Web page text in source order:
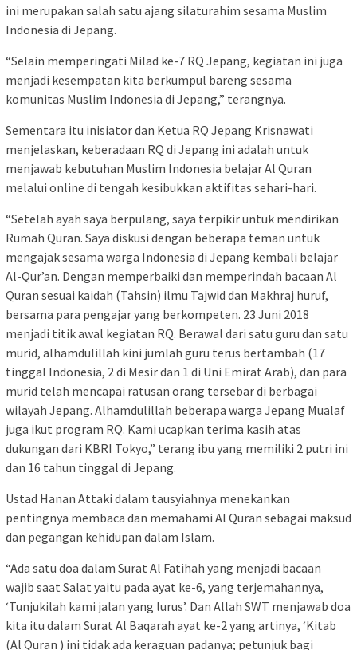
ini merupakan salah satu ajang silaturahim sesama Muslim
Indonesia di Jepang.
“Selain memperingati Milad ke-7 RQ Jepang, kegiatan ini juga
menjadi kesempatan kita berkumpul bareng sesama
komunitas Muslim Indonesia di Jepang,” terangnya.
Sementara itu inisiator dan Ketua RQ Jepang Krisnawati
menjelaskan, keberadaan RQ di Jepang ini adalah untuk
menjawab kebutuhan Muslim Indonesia belajar Al Quran
melalui online di tengah kesibukkan aktifitas sehari-hari.
“Setelah ayah saya berpulang, saya terpikir untuk mendirikan
Rumah Quran. Saya diskusi dengan beberapa teman untuk
mengajak sesama warga Indonesia di Jepang kembali belajar
Al-Qur’an. Dengan memperbaiki dan memperindah bacaan Al
Quran sesuai kaidah (Tahsin) ilmu Tajwid dan Makhraj huruf,
bersama para pengajar yang berkompeten. 23 Juni 2018
menjadi titik awal kegiatan RQ. Berawal dari satu guru dan satu
murid, alhamdulillah kini jumlah guru terus bertambah (17
tinggal Indonesia, 2 di Mesir dan 1 di Uni Emirat Arab), dan para
murid telah mencapai ratusan orang tersebar di berbagai
wilayah Jepang. Alhamdulillah beberapa warga Jepang Mualaf
juga ikut program RQ. Kami ucapkan terima kasih atas
dukungan dari KBRI Tokyo,” terang ibu yang memiliki 2 putri ini
dan 16 tahun tinggal di Jepang.
Ustad Hanan Attaki dalam tausyiahnya menekankan
pentingnya membaca dan memahami Al Quran sebagai maksud
dan pegangan kehidupan dalam Islam.
“Ada satu doa dalam Surat Al Fatihah yang menjadi bacaan
wajib saat Salat yaitu pada ayat ke-6, yang terjemahannya,
‘Tunjukilah kami jalan yang lurus’. Dan Allah SWT menjawab doa
kita itu dalam Surat Al Baqarah ayat ke-2 yang artinya, ‘Kitab
(Al Quran ) ini tidak ada keraguan padanya; petunjuk bagi